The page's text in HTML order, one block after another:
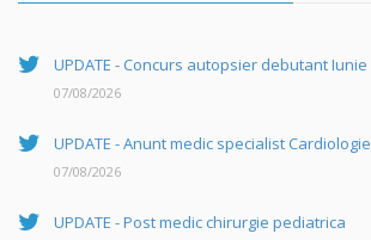
UPDATE - Concurs autopsier debutant Iunie
07/08/2026
UPDATE - Anunt medic specialist Cardiologie
07/08/2026
UPDATE - Post medic chirurgie pediatrica